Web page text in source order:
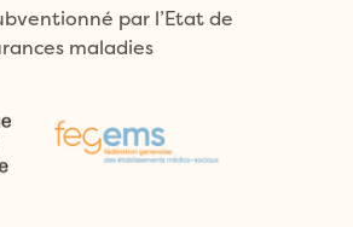
par l’Etat de
maladies